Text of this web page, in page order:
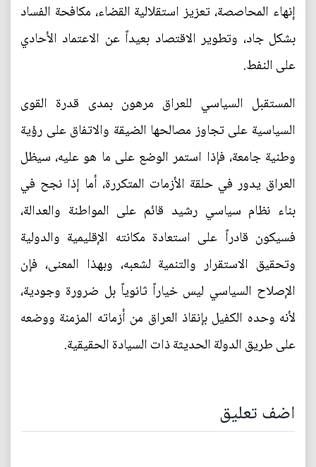
إنهاء المحاصصة، تعزيز استقلالية القضاء، مكافحة الفساد
بشكل جاد، وتطوير الاقتصاد بعيداً عن الاعتماد الأحادي
على النفط.
المستقبل السياسي للعراق مرهون بمدى قدرة القوى
السياسية على تجاوز مصالحها الضيقة والاتفاق على رؤية
وطنية جامعة، فإذا استمر الوضع على ما هو عليه، سيظل
العراق يدور في حلقة الأزمات المتكررة، أما إذا نجح في
بناء نظام سياسي رشيد قائم على المواطنة والعدالة،
فسيكون قادراً على استعادة مكانته الإقليمية والدولية
وتحقيق الاستقرار والتنمية لشعبه، وبهذا المعنى، فإن
الإصلاح السياسي ليس خياراً ثانوياً بل ضرورة وجودية،
لأنه وحده الكفيل بإنقاذ العراق من أزماته المزمنة ووضعه
على طريق الدولة الحديثة ذات السيادة الحقيقية.
اضف تعليق